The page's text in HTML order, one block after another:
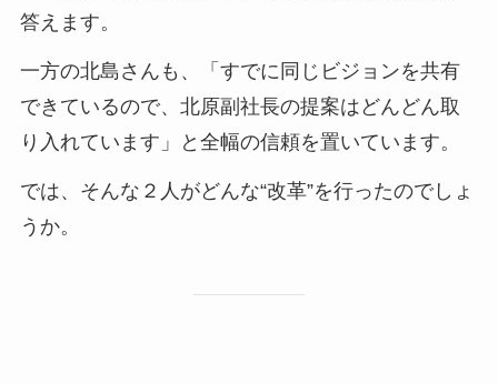
答えます。
一方の北島さんも、「すでに同じビジョンを共有
できているので、北原副社長の提案はどんどん取
り入れています」と全幅の信頼を置いています。
では、そんな２人がどんな“改革”を行ったのでしょ
うか。